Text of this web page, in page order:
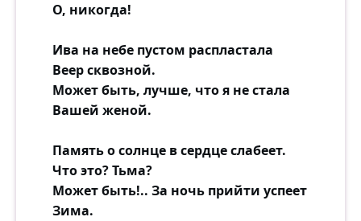
О, никогда!
Ива на небе пустом распластала
Веер сквозной.
Может быть, лучше, что я не стала
Вашей женой.
Память о солнце в сердце слабеет.
Что это? Тьма?
Может быть!.. За ночь прийти успеет
Зима.